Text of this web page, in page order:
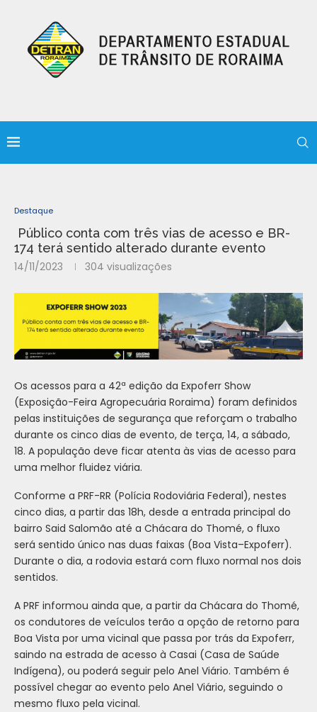
Destaque
Público conta com três vias de acesso e BR-
174 terá sentido alterado durante evento
14/11/2023 304 visualizações
Os acessos para a 42ª edição da Expoferr Show
(Exposição-Feira Agropecuária Roraima) foram definidos
pelas instituições de segurança que reforçam o trabalho
durante os cinco dias de evento, de terça, 14, a sábado,
18. A população deve ficar atenta às vias de acesso para
uma melhor fluidez viária.
Conforme a PRF-RR (Polícia Rodoviária Federal), nestes
cinco dias, a partir das 18h, desde a entrada principal do
bairro Said Salomão até a Chácara do Thomé, o fluxo
será sentido único nas duas faixas (Boa Vista–Expoferr).
Durante o dia, a rodovia estará com fluxo normal nos dois
sentidos.
A PRF informou ainda que, a partir da Chácara do Thomé,
os condutores de veículos terão a opção de retorno para
Boa Vista por uma vicinal que passa por trás da Expoferr,
saindo na estrada de acesso à Casai (Casa de Saúde
Indígena), ou poderá seguir pelo Anel Viário. Também é
possível chegar ao evento pelo Anel Viário, seguindo o
mesmo fluxo pela vicinal.